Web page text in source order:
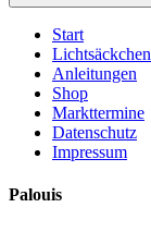
Start
Lichtsäckchen
Anleitungen
Shop
Markttermine
Datenschutz
Impressum
Palouis